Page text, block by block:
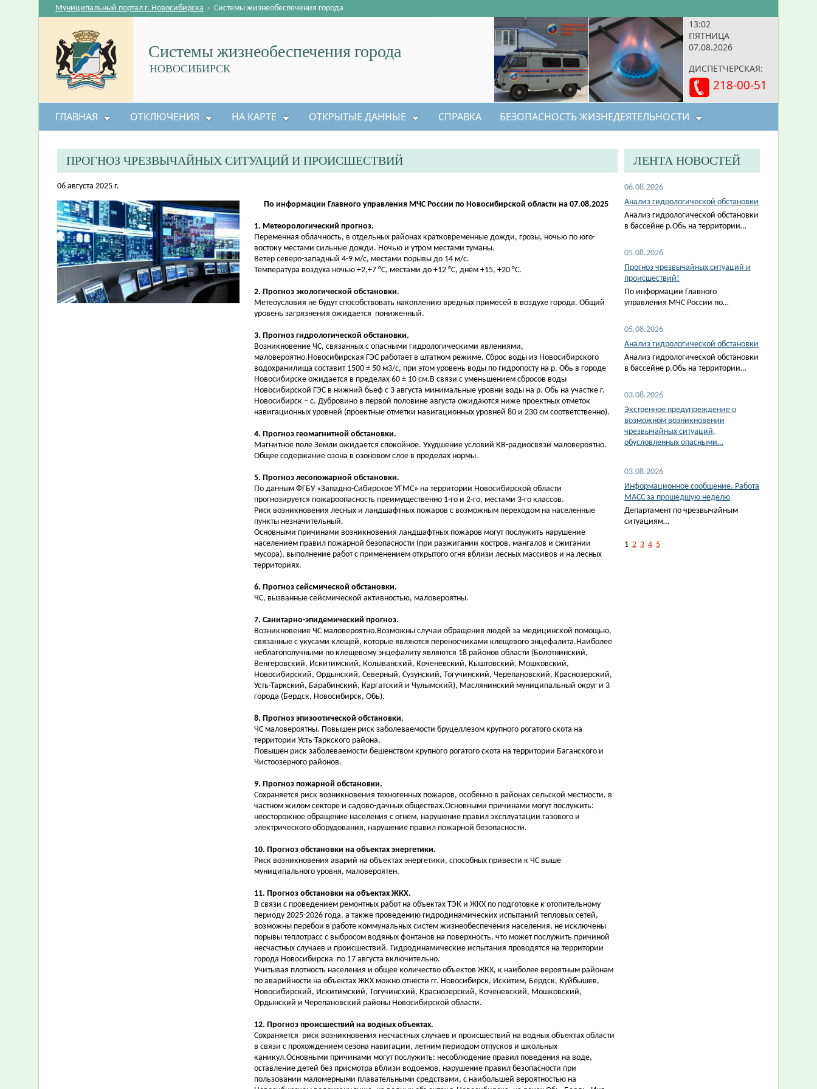
13:02
ПЯТНИЦА
07.08.2026
ДИСПЕТЧЕРСКАЯ:
218-00-51
Системы жизнеобеспечения города
НОВОСИБИРСК
Муниципальный портал г. Новосибирска › Системы жизнеобеспечения города
ГЛАВНАЯ ОТКЛЮЧЕНИЯ НА КАРТЕ ОТКРЫТЫЕ ДАННЫЕ СПРАВКА БЕЗОПАСНОСТЬ ЖИЗНЕДЕЯТЕЛЬНОСТИ
ПРОГНОЗ ЧРЕЗВЫЧАЙНЫХ СИТУАЦИЙ И ПРОИСШЕСТВИЙ
06 августа 2025 г.
По информации Главного управления МЧС России по Новосибирской области на 07.08.2025
1. Метеорологический прогноз.
Переменная облачность, в отдельных районах кратковременные дожди, грозы, ночью по юго-
востоку местами сильные дожди. Ночью и утром местами туманы.
Ветер северо-западный 4-9 м/с, местами порывы до 14 м/с.
Температура воздуха ночью +2,+7 °С, местами до +12 °С, днём +15, +20 °С.
2. Прогноз экологической обстановки.
Метеоусловия не будут способствовать накоплению вредных примесей в воздухе города. Общий
уровень загрязнения ожидается пониженный.
3. Прогноз гидрологической обстановки.
Возникновение ЧС, связанных с опасными гидрологическими явлениями,
маловероятно.Новосибирская ГЭС работает в штатном режиме. Сброс воды из Новосибирского
водохранилища составит 1500 ± 50 м3/с, при этом уровень воды по гидропосту на р. Обь в городе
Новосибирске ожидается в пределах 60 ± 10 см.В связи с уменьшением сбросов воды
Новосибирской ГЭС в нижний бьеф с 3 августа минимальные уровни воды на р. Обь на участке г.
Новосибирск – с. Дубровино в первой половине августа ожидаются ниже проектных отметок
навигационных уровней (проектные отметки навигационных уровней 80 и 230 см соответственно).
4. Прогноз геомагнитной обстановки.
Магнитное поле Земли ожидается спокойное. Ухудшение условий КВ-радиосвязи маловероятно.
Общее содержание озона в озоновом слое в пределах нормы.
5. Прогноз лесопожарной обстановки.
По данным ФГБУ «Западно-Сибирское УГМС» на территории Новосибирской области
прогнозируется пожароопасность преимущественно 1-го и 2-го, местами 3-го классов.
Риск возникновения лесных и ландшафтных пожаров с возможным переходом на населенные
пункты незначительный.
Основными причинами возникновения ландшафтных пожаров могут послужить нарушение
населением правил пожарной безопасности (при разжигании костров, мангалов и сжигании
мусора), выполнение работ с применением открытого огня вблизи лесных массивов и на лесных
территориях.
6. Прогноз сейсмической обстановки.
ЧС, вызванные сейсмической активностью, маловероятны.
7. Санитарно-эпидемический прогноз.
Возникновение ЧС маловероятно.Возможны случаи обращения людей за медицинской помощью,
связанные с укусами клещей, которые являются переносчиками клещевого энцефалита.Наиболее
неблагополучными по клещевому энцефалиту являются 18 районов области (Болотнинский,
Венгеровский, Искитимский, Колыванский, Коченевский, Кыштовский, Мошковский,
Новосибирский, Ордынский, Северный, Сузунский, Тогучинский, Черепановский, Краснозерский,
Усть-Таркский, Барабинский, Каргатский и Чулымский), Маслянинский муниципальный округ и 3
города (Бердск, Новосибирск, Обь).
8. Прогноз эпизоотической обстановки.
ЧС маловероятны. Повышен риск заболеваемости бруцеллезом крупного рогатого скота на
территории Усть-Таркского района.
Повышен риск заболеваемости бешенством крупного рогатого скота на территории Баганского и
Чистоозерного районов.
9. Прогноз пожарной обстановки.
Сохраняется риск возникновения техногенных пожаров, особенно в районах сельской местности, в
частном жилом секторе и садово-дачных обществах.Основными причинами могут послужить:
неосторожное обращение населения с огнем, нарушение правил эксплуатации газового и
электрического оборудования, нарушение правил пожарной безопасности.
10. Прогноз обстановки на объектах энергетики.
Риск возникновения аварий на объектах энергетики, способных привести к ЧС выше
муниципального уровня, маловероятен.
11. Прогноз обстановки на объектах ЖКХ.
В связи с проведением ремонтных работ на объектах ТЭК и ЖКХ по подготовке к отопительному
периоду 2025-2026 года, а также проведению гидродинамических испытаний тепловых сетей,
возможны перебои в работе коммунальных систем жизнеобеспечения населения, не исключены
порывы теплотрасс с выбросом водяных фонтанов на поверхность, что может послужить причиной
несчастных случаев и происшествий. Гидродинамические испытания проводятся на территории
города Новосибирска по 17 августа включительно.
Учитывая плотность населения и общее количество объектов ЖКХ, к наиболее вероятным районам
по аварийности на объектах ЖКХ можно отнести гг. Новосибирск, Искитим, Бердск, Куйбышев,
Новосибирский, Искитимский, Тогучинский, Краснозерский, Коченевский, Мошковский,
Ордынский и Черепановский районы Новосибирской области.
12. Прогноз происшествий на водных объектах.
Сохраняется риск возникновения несчастных случаев и происшествий на водных объектах области
в связи с прохождением сезона навигации, летним периодом отпусков и школьных
каникул.Основными причинами могут послужить: несоблюдение правил поведения на воде,
оставление детей без присмотра вблизи водоемов, нарушение правил безопасности при
пользовании маломерными плавательными средствами, с наибольшей вероятностью на
ЛЕНТА НОВОСТЕЙ
06.08.2026
Анализ гидрологической обстановки
Анализ гидрологической обстановки
в бассейне р.Обь на территории…
05.08.2026
Прогноз чрезвычайных ситуаций и
происшествий!
По информации Главного
управления МЧС России по…
05.08.2026
Анализ гидрологической обстановки
Анализ гидрологической обстановки
в бассейне р.Обь на территории…
03.08.2026
Экстренное предупреждение о
возможном возникновении
чрезвычайных ситуаций,
обусловленных опасными…
03.08.2026
Информационное сообщение. Работа
МАСС за прошедшую неделю
Департамент по чрезвычайным
ситуациям…
1 2 3 4 5